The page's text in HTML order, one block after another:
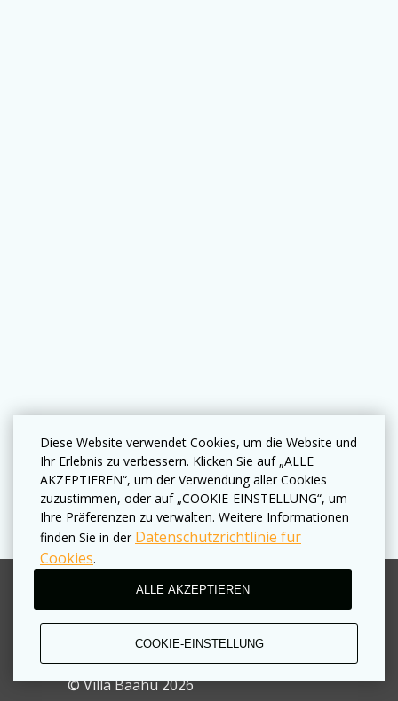
Diese Website verwendet Cookies, um die Website und
Ihr Erlebnis zu verbessern. Klicken Sie auf „ALLE
AKZEPTIEREN“, um der Verwendung aller Cookies
zuzustimmen, oder auf „COOKIE-EINSTELLUNG“, um
Ihre Präferenzen zu verwalten. Weitere Informationen
finden Sie in der Datenschutzrichtlinie für
Cookies.
ALLE AKZEPTIEREN
COOKIE-EINSTELLUNG
© Villa Baahu 2026
Bedingungen für die Nutzung
Datenschutzrichtlinien
Geschäftliche Regeln